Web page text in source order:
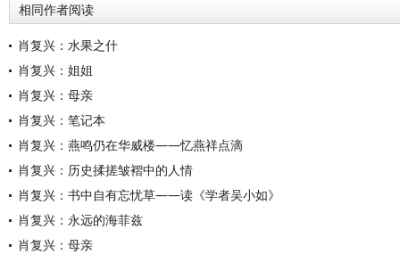
相同作者阅读
肖复兴：水果之什
肖复兴：姐姐
肖复兴：母亲
肖复兴：笔记本
肖复兴：燕鸣仍在华威楼——忆燕祥点滴
肖复兴：历史揉搓皱褶中的人情
肖复兴：书中自有忘忧草——读《学者吴小如》
肖复兴：永远的海菲兹
肖复兴：母亲